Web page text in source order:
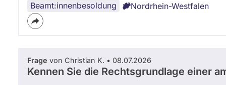
Beamt:innenbesoldung Nordrhein-Westfalen
Frage von Christian K. • 08.07.2026
Kennen Sie die Rechtsgrundlage einer